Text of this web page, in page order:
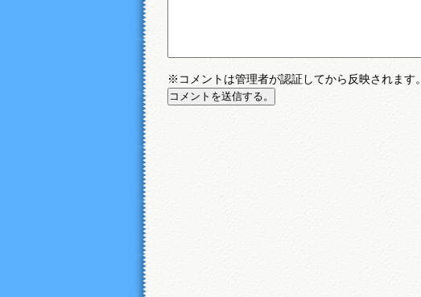
※コメントは管理者が認証してから反映されます。